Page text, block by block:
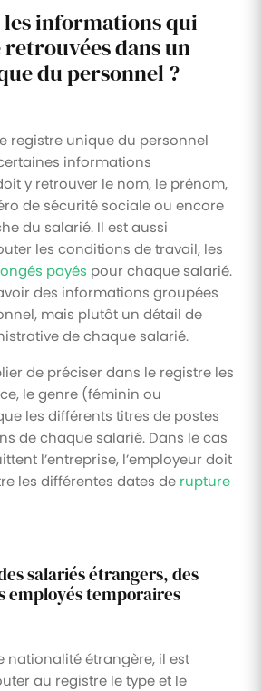
les informations qui
dans un
du personnel ?
registre unique du personnel
informations
y retrouver le nom, le prénom,
de sécurité sociale ou encore
du salarié. Il est aussi
les conditions de travail, les
payés pour chaque salarié.
des informations groupées
mais plutôt un détail de
de chaque salarié.
de préciser dans le registre les
le genre (féminin ou
les différents titres de postes
de chaque salarié. Dans le cas
l’entreprise, l’employeur doit
les différentes dates de rupture
salariés étrangers, des
employés temporaires
nationalité étrangère, il est
au registre le type et le